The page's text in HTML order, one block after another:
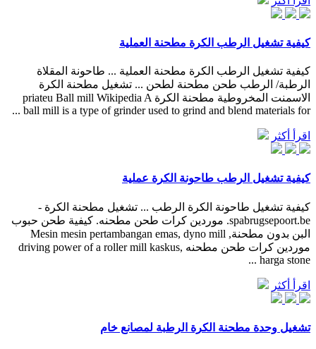
كيفية تشغيل الرطب الكرة مطحنة العملية
كيفية تشغيل الرطب الكرة مطحنة العملية ... طاحونة المقلاة
الرطبة/ الرطب طحن مطحنة لطحن ... تشغيل مطحنة الكرة
الاسمنت المخروطية مطحنة الكرة priateu Ball mill Wikipedia A
ball mill is a type of grinder used to grind and blend materials for ...
اقرأ أكثر
كيفية تشغيل الرطب طاحونة الكرة عملية
كيفية تشغيل طاحونة الكرة الرطب ... تشغيل مطحنة الكرة -
spabrugsepoort.be. موردين كرات طحن مطحنه. كيفية طحن حبوب
البن بدون مطحنة, Mesin mesin pertambangan emas, dyno mill
موردين كرات طحن مطحنه driving power of a roller mill kaskus,
harga stone ...
اقرأ أكثر
تشغيل وحدة مطحنة الكرة الرطبة لمصانع خام